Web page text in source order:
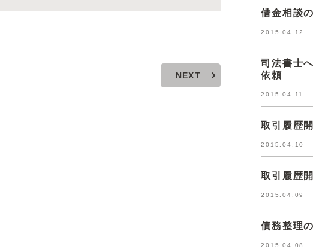
NEXT
借金相談
2015.04.12
司法書士
依頼
2015.04.11
取引履歴
2015.04.10
取引履歴
2015.04.09
債務整理
2015.04.08